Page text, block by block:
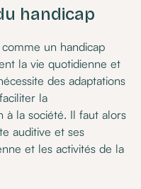
handicap
un handicap
la vie quotidienne et
des adaptations
la
à la société. Il faut alors
auditive et ses
et les activités de la